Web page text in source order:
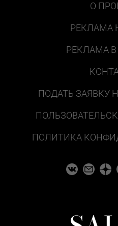
О
РЕКЛАМА
РЕКЛАМА
ПОДАТЬ ЗАЯВКУ
ПОЛИТИКА